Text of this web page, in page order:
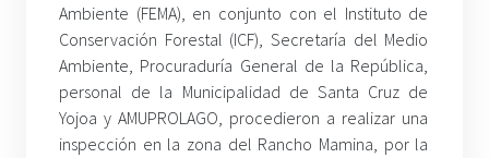
Ambiente (FEMA), en conjunto con el Instituto de
Conservación Forestal (ICF), Secretaría del Medio
Ambiente, Procuraduría General de la República,
personal de la Municipalidad de Santa Cruz de
Yojoa y AMUPROLAGO, procedieron a realizar una
inspección en la zona del Rancho Mamina, por la